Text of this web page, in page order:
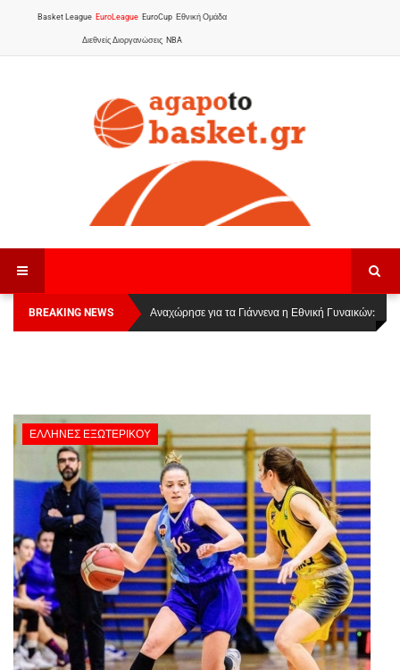
Basket League EuroLeague EuroCup Εθνική Ομάδα
Διεθνείς Διοργανώσεις NBA
BREAKING NEWS
Οι Πάνθηρες Καβάλας στην Women Basketball
League 1
Αναχώρησε για τα Γιάννενα η Εθνική Γυναικών:
ΈΛΛΗΝΕΣ ΕΞΩΤΕΡΙΚΟΎ